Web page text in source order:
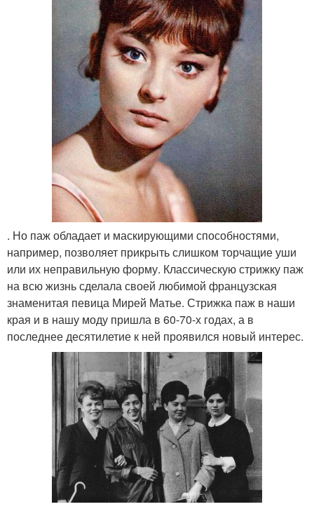
. Но паж обладает и маскирующими способностями,
например, позволяет прикрыть слишком торчащие уши
или их неправильную форму. Классическую стрижку паж
на всю жизнь сделала своей любимой французская
знаменитая певица Мирей Матье. Стрижка паж в наши
края и в нашу моду пришла в 60-70-х годах, а в
последнее десятилетие к ней проявился новый интерес.